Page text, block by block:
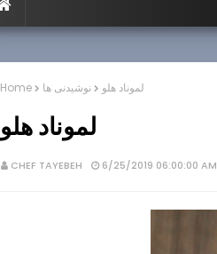
Home نوشیدنی ها لموناد هلو
لموناد هلو
CHEF TAYEBEH 6/25/2019 06:00:00 AM